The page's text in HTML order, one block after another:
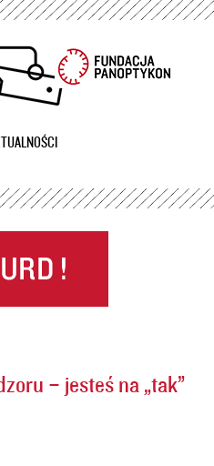
– jesteś na „tak”